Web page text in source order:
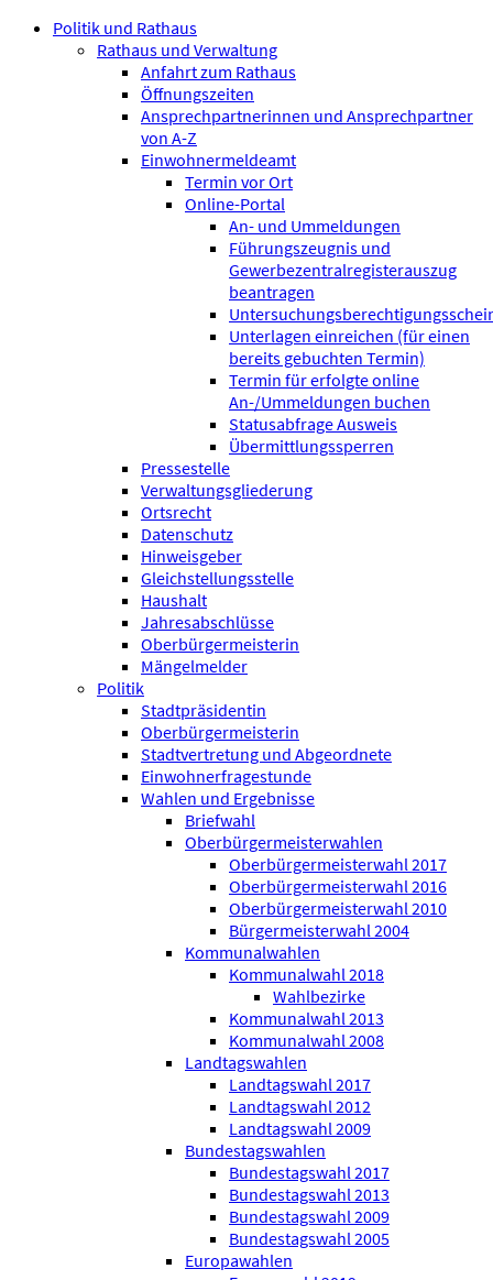
Politik und Rathaus
Rathaus und Verwaltung
Anfahrt zum Rathaus
Öffnungszeiten
Ansprechpartnerinnen und Ansprechpartner
von A-Z
Einwohnermeldeamt
Termin vor Ort
Online-Portal
An- und Ummeldungen
Führungszeugnis und
Gewerbezentralregisterauszug
beantragen
Unterlagen einreichen (für einen
bereits gebuchten Termin)
Termin für erfolgte online
An-/Ummeldungen buchen
Statusabfrage Ausweis
Übermittlungssperren
Pressestelle
Verwaltungsgliederung
Ortsrecht
Datenschutz
Hinweisgeber
Gleichstellungsstelle
Haushalt
Jahresabschlüsse
Oberbürgermeisterin
Mängelmelder
Politik
Stadtpräsidentin
Oberbürgermeisterin
Stadtvertretung und Abgeordnete
Einwohnerfragestunde
Wahlen und Ergebnisse
Briefwahl
Oberbürgermeisterwahlen
Oberbürgermeisterwahl 2017
Oberbürgermeisterwahl 2016
Oberbürgermeisterwahl 2010
Bürgermeisterwahl 2004
Kommunalwahlen
Kommunalwahl 2018
Wahlbezirke
Kommunalwahl 2013
Kommunalwahl 2008
Landtagswahlen
Landtagswahl 2017
Landtagswahl 2012
Landtagswahl 2009
Bundestagswahlen
Bundestagswahl 2017
Bundestagswahl 2013
Bundestagswahl 2009
Bundestagswahl 2005
Europawahlen